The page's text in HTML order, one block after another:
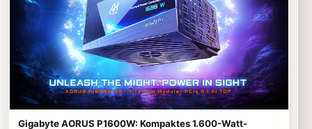
Gigabyte AORUS P1600W: Kompaktes 1.600-Watt-